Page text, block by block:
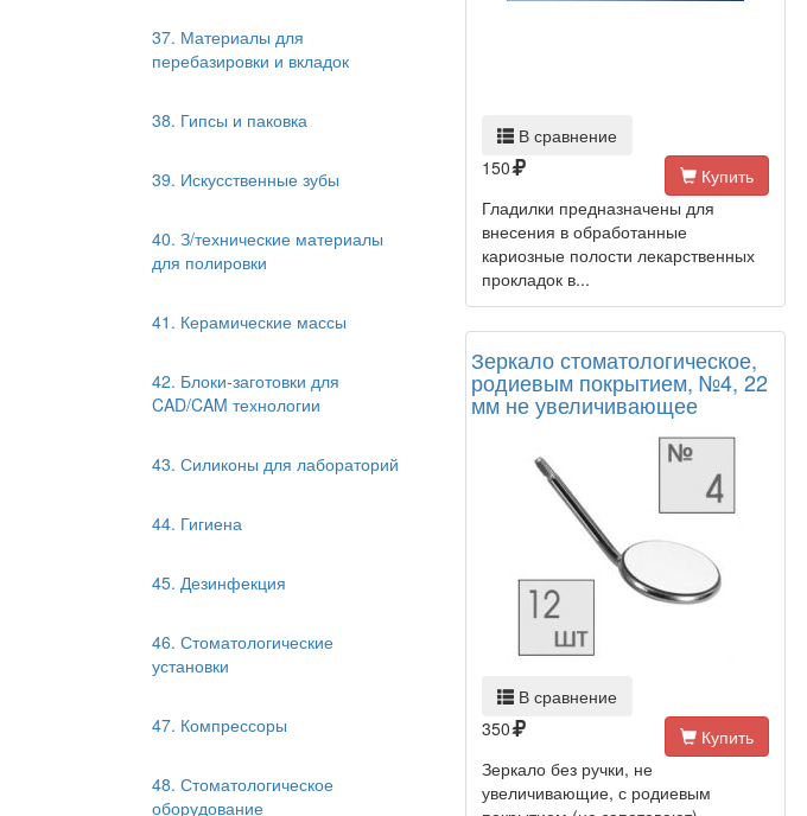
37. Материалы для
перебазировки и вкладок
38. Гипсы и паковка
39. Искусственные зубы
40. З/технические материалы
для полировки
41. Керамические массы
42. Блоки-заготовки для
CAD/CAM технологии
43. Силиконы для лабораторий
44. Гигиена
45. Дезинфекция
46. Стоматологические
установки
47. Компрессоры
48. Стоматологическое
оборудование
В сравнение
150
Купить
Гладилки предназначены для
внесения в обработанные
кариозные полости лекарственных
прокладок в...
Зеркало стоматологическое,
родиевым покрытием, №4, 22
мм не увеличивающее
В сравнение
350
Купить
Зеркало без ручки, не
увеличивающие, с родиевым